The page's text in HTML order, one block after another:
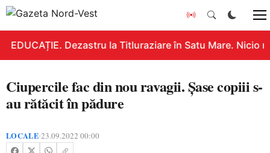
EDUCAȚIE. Dezastru la Titluraziare în Satu Mare. Nicio
Ciupercile fac din nou ravagii. Șase copiii s-
au rătăcit în pădure
LOCALE•23.09.2022 00:00